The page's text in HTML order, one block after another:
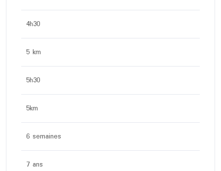
4h30
5 km
5h30
5km
6 semaines
7 ans